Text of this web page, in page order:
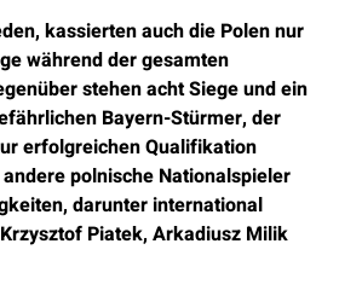
kassierten auch die Polen nur
während der gesamten
stehen acht Siege und ein
Bayern-Stürmer, der
erfolgreichen Qualifikation
polnische Nationalspieler
darunter international
Piatek, Arkadiusz Milik